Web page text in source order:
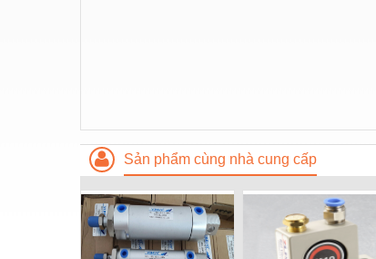
Sản phẩm cùng nhà cung cấp